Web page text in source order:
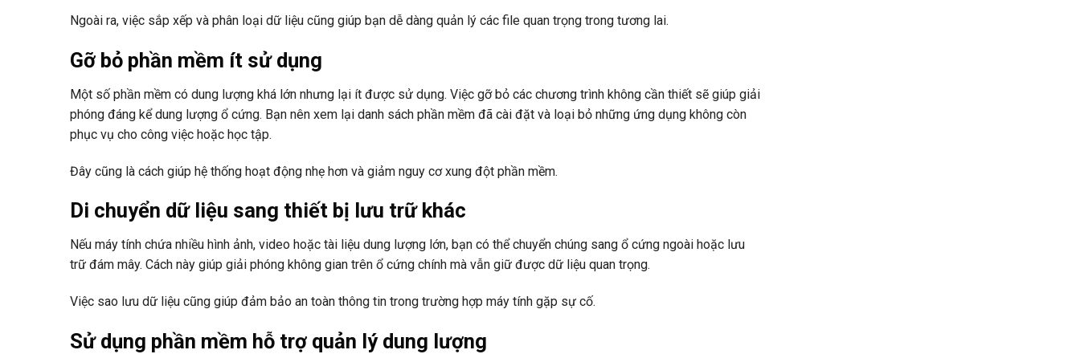
Ngoài ra, việc sắp xếp và phân loại dữ liệu cũng giúp bạn dễ dàng quản lý các file quan trọng trong tương lai.
Gỡ bỏ phần mềm ít sử dụng
Một số phần mềm có dung lượng khá lớn nhưng lại ít được sử dụng. Việc gỡ bỏ các chương trình không cần thiết sẽ giúp giải
phóng đáng kể dung lượng ổ cứng. Bạn nên xem lại danh sách phần mềm đã cài đặt và loại bỏ những ứng dụng không còn
phục vụ cho công việc hoặc học tập.
Đây cũng là cách giúp hệ thống hoạt động nhẹ hơn và giảm nguy cơ xung đột phần mềm.
Di chuyển dữ liệu sang thiết bị lưu trữ khác
Nếu máy tính chứa nhiều hình ảnh, video hoặc tài liệu dung lượng lớn, bạn có thể chuyển chúng sang ổ cứng ngoài hoặc lưu
trữ đám mây. Cách này giúp giải phóng không gian trên ổ cứng chính mà vẫn giữ được dữ liệu quan trọng.
Việc sao lưu dữ liệu cũng giúp đảm bảo an toàn thông tin trong trường hợp máy tính gặp sự cố.
Sử dụng phần mềm hỗ trợ quản lý dung lượng